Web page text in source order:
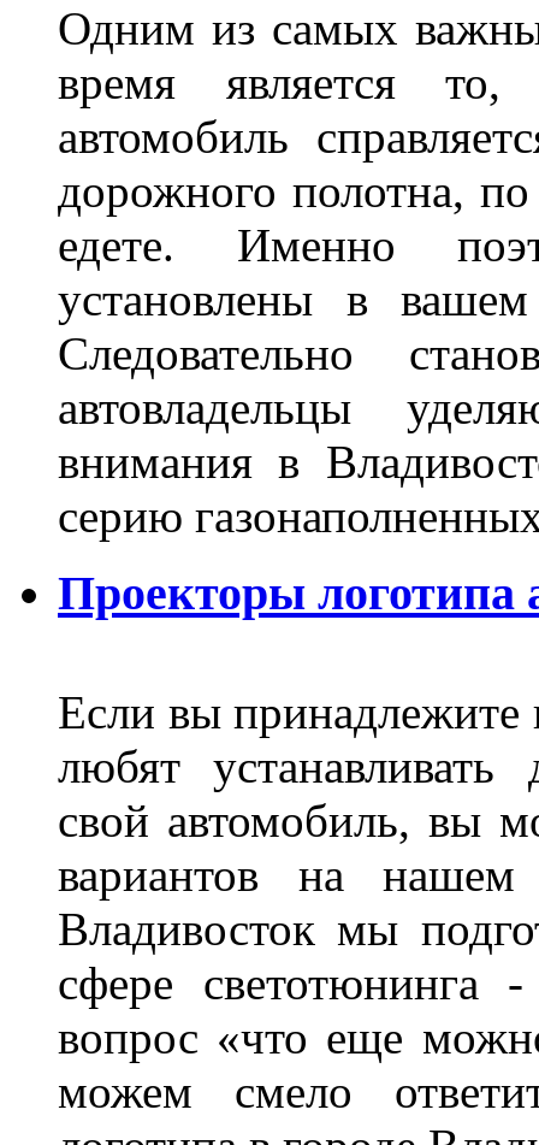
Одним из самых
время является то,
автомобиль
дорожного полотна,
едете. Именно
установлены в
Следовательно
автовладельцы
внимания в
серию
Проекторы логотипа
Если вы принадлежите
любят устанавливать
свой автомобиль, вы
вариантов на
Владивосток мы
сфере светотюнинга
вопрос «что еще
можем смело